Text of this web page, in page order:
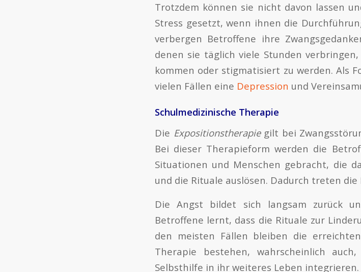
Trotzdem können sie nicht davon lassen
Stress gesetzt, wenn ihnen die
verbergen Betroffene ihre
denen sie täglich viele Stunden
kommen oder stigmatisiert zu werden. Als
vielen Fällen eine Depression und
Schulmedizinische Therapie
Die Expositionstherapiegilt bei
Bei dieser Therapieform werden die
Situationen und Menschen gebracht, die
und die Rituale auslösen. Dadurch treten
Die Angst bildet sich langsam zurück
Betroffene lernt, dass die Rituale zur
den meisten Fällen bleiben die
Therapie bestehen, wahrscheinlich
Selbsthilfe in ihr weiteres Leben integrieren.